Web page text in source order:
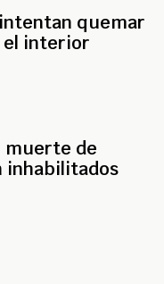
quemar
el interior
muerte de
inhabilitados